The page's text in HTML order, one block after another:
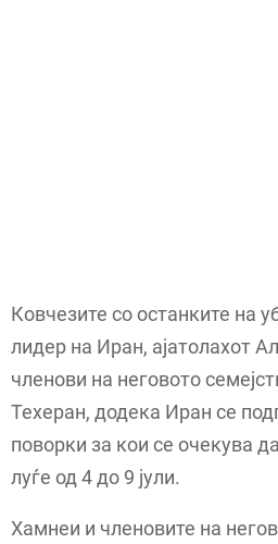
Ковчезите со останките на
лидер на Иран, ајатолахот
членови на неговото
Техеран, додека Иран се
поворки за кои се очекува
луѓе од 4 до 9 јули.
Хамнеи и членовите на